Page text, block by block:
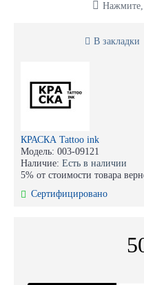
Нажмите,
В закладки
КРАСКА Tattoo ink
Модель: 003-09121
Наличие: Есть в наличии
5% от стоимости товара
Сертифицировано